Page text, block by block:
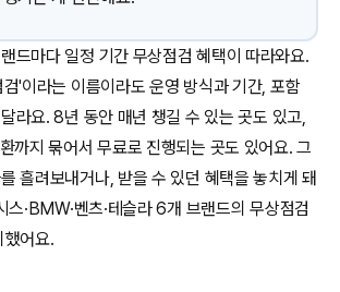
드마다 일정 기간 무상점검 혜택이 따라와요.
'이라는 이름이라도 운영 방식과 기간, 포함
라요. 8년 동안 매년 챙길 수 있는 곳도 있고,
까지 묶어서 무료로 진행되는 곳도 있어요. 그
흘려보내거나, 받을 수 있던 혜택을 놓치게 돼
스·BMW·벤츠·테슬라 6개 브랜드의 무상점검
했어요.